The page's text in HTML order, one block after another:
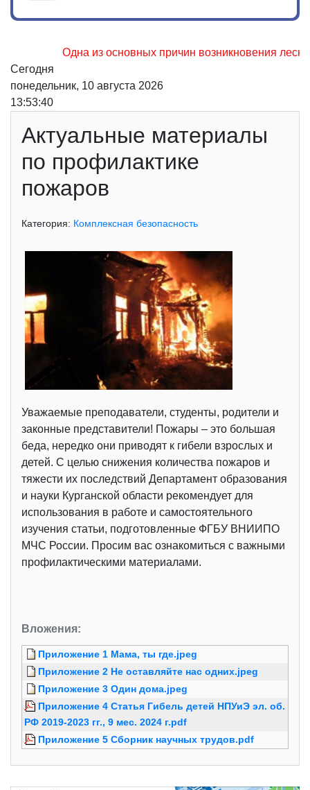
Одна из основных причин возникновения
Сегодня
понедельник, 10 августа 2026
13:53:40
Актуальные материалы
по профилактике
пожаров
Категория: Комплексная безопасность
Уважаемые преподаватели, студенты, родители и
законные представители! Пожары – это большая
беда, нередко они приводят к гибели взрослых и
детей. С целью снижения количества пожаров и
тяжести их последствий Департамент образования
и науки Курганской области рекомендует для
использования в работе и самостоятельного
изучения статьи, подготовленные ФГБУ ВНИИПО
МЧС России. Просим вас ознакомиться с важными
профилактическими материалами.
Вложения:
Приложение 1 Мама, ты где.jpeg
Приложение 2 Не оставляйте нас одних.jpeg
Приложение 3 Один дома.jpeg
Приложение 4 Статья Гибель детей НПУиЭ эл. об.
РФ 2019-2023 гг., 9 мес. 2024 г.pdf
Приложение 5 Сборник научных трудов.pdf